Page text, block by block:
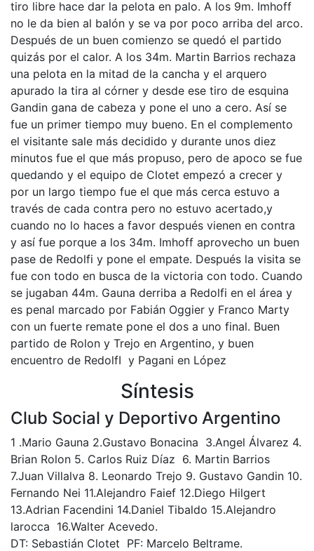
tiro libre hace dar la pelota en palo. A los 9m. Imhoff
no le da bien al balón y se va por poco arriba del arco.
Después de un buen comienzo se quedó el partido
quizás por el calor. A los 34m. Martin Barrios rechaza
una pelota en la mitad de la cancha y el arquero
apurado la tira al córner y desde ese tiro de esquina
Gandin gana de cabeza y pone el uno a cero. Así se
fue un primer tiempo muy bueno. En el complemento
el visitante sale más decidido y durante unos diez
minutos fue el que más propuso, pero de apoco se fue
quedando y el equipo de Clotet empezó a crecer y
por un largo tiempo fue el que más cerca estuvo a
través de cada contra pero no estuvo acertado,y
cuando no lo haces a favor después vienen en contra
y así fue porque a los 34m. Imhoff aprovecho un buen
pase de Redolfi y pone el empate. Después la visita se
fue con todo en busca de la victoria con todo. Cuando
se jugaban 44m. Gauna derriba a Redolfi en el área y
es penal marcado por Fabián Oggier y Franco Marty
con un fuerte remate pone el dos a uno final. Buen
partido de Rolon y Trejo en Argentino, y buen
encuentro de RedolfI y Pagani en López
Síntesis
Club Social y Deportivo Argentino
1 .Mario Gauna 2.Gustavo Bonacina 3.Angel Álvarez 4.
Brian Rolon 5. Carlos Ruiz Díaz 6. Martin Barrios
7.Juan Villalva 8. Leonardo Trejo 9. Gustavo Gandin 10.
Fernando Nei 11.Alejandro Faief 12.Diego Hilgert
13.Adrian Facendini 14.Daniel Tibaldo 15.Alejandro
larocca 16.Walter Acevedo.
DT: Sebastián Clotet PF: Marcelo Beltrame.